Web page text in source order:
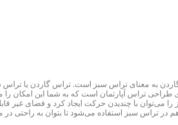
به معنای تراس سبز است. تراس گاردن یا تراس
تراس آپارتمان است که به شما این امکان
می‌توان با چندیدن حرکت ایجاد کرد و فضای غیر
هم در تراس سبز استفاده می‌شود تا بتوان به راحتی